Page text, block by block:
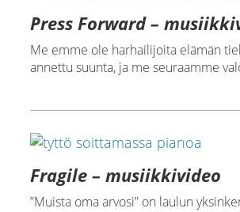
Press Forward –
Me emme ole harhailijoita elämän
annettu suunta, ja me seuraamme
Fragile – musiikkivideo
”Muista oma arvosi” on laulun